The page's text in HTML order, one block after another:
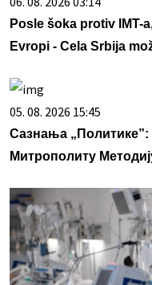
Posle šoka protiv IMT-
Evropi - Cela Srbija
05. 08. 2026 15:45
Сазнања „Политике”:
Митрополиту